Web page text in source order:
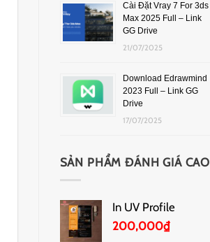
Cài Đặt Vray 7 For 3ds
Max 2025 Full – Link
GG Drive
21/07/2025
Download Edrawmind
2023 Full – Link GG
Drive
17/07/2025
SẢN PHẨM ĐÁNH GIÁ CAO
In UV Profile
200,000₫